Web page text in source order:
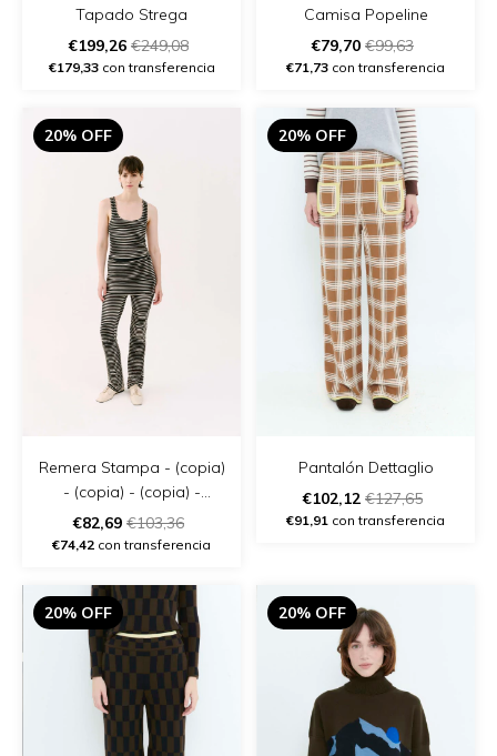
Tapado Strega
€199,26 €249,08
€179,33con transferencia
Camisa Popeline
€79,70 €99,63
€71,73 con transferencia
20% OFF
Remera Stampa - (copia)
- (copia) - (copia) -
(copia) - (copia) - (copia)
€82,69 €103,36
€74,42 con transferencia
20% OFF
Pantalón Dettaglio
€102,12 €127,65
€91,91 con transferencia
20% OFF 20% OFF